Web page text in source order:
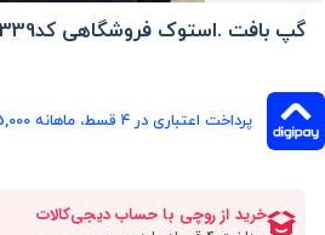
گپ بافت .استوک فروشگاهی کد339
پرداخت اعتباری در ۴ قسط، ماهانه 265,000 تومان